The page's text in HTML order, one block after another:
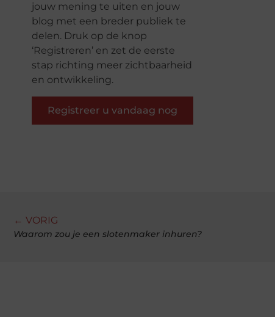
jouw mening te uiten en jouw
blog met een breder publiek te
delen. Druk op de knop
‘Registreren’ en zet de eerste
stap richting meer zichtbaarheid
en ontwikkeling.
Registreer u vandaag nog
← VORIG
Waarom zou je een slotenmaker inhuren?